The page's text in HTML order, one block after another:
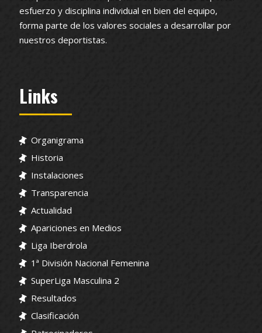
esfuerzo y disciplina individual en bien del equipo,
forma parte de los valores sociales a desarrollar por
nuestros deportistas.
Links
Organigrama
Historia
Instalaciones
Transparencia
Actualidad
Apariciones en Medios
Liga Iberdrola
1ª División Nacional Femenina
SuperLiga Masculina 2
Resultados
Clasificación